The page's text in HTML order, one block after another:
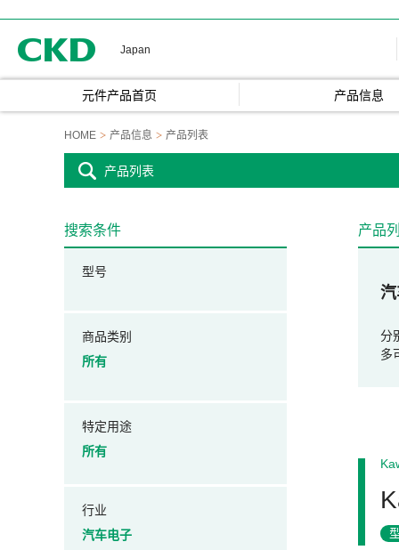
Japan
元件产品首页 产品信息
HOME 产品信息 产品列表
产品列表
产品
分
多
搜索条件
型号
商品类别
所有
特定用途
所有
行业
汽车电子